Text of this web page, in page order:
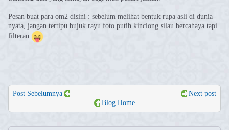
Pesan buat para om2 disini : sebelum melihat bentuk rupa asli di dunia
nyata, jangan tertipu bujuk rayu foto putih kinclong silau bercahaya tapi
filteran
Post Sebelumnya
Next post
Blog Home